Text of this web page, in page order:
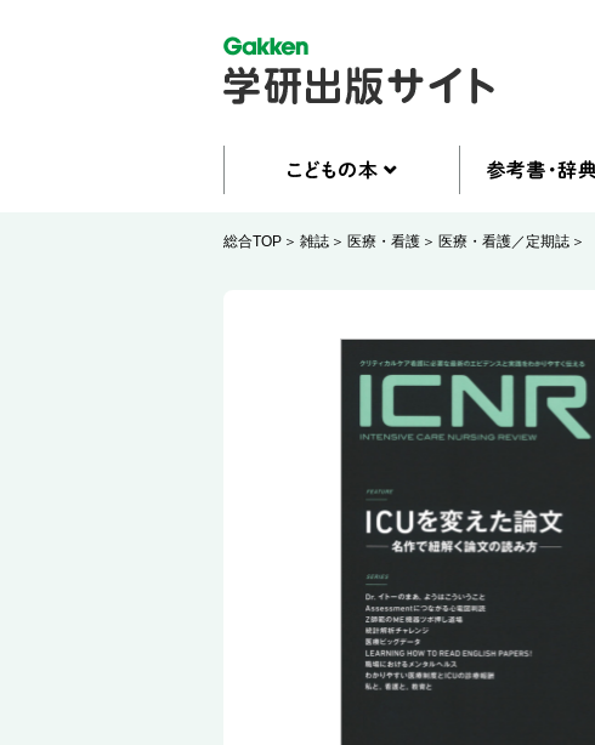
総合TOP 雑誌 医療・看護 医療・看護／定期誌